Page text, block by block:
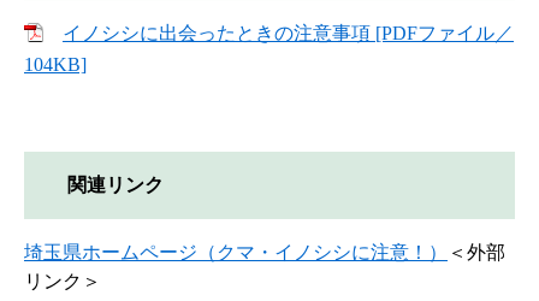
イノシシに出会ったときの注意事項 [PDFファイル／
104KB]
関連リンク
埼玉県ホームページ（クマ・イノシシに注意！）
＜外部
リンク＞